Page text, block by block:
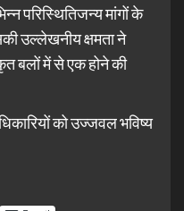
परिस्थितिजन्य मांगों के
उल्लेखनीय क्षमता ने
बलों में से एक होने की
को उज्जवल भविष्य